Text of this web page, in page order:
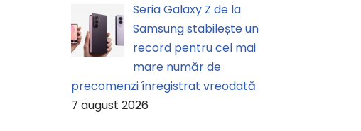
Seria Galaxy Z de la
Samsung stabilește un
record pentru cel mai
mare număr de
precomenzi înregistrat vreodată
7 august 2026